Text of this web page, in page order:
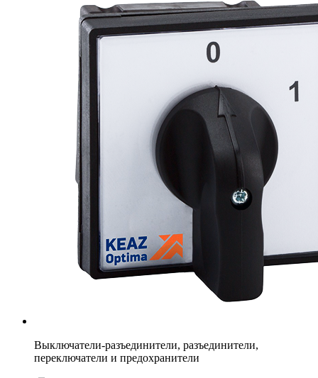
Выключатели-разъединители, разъединители,
переключатели и предохранители